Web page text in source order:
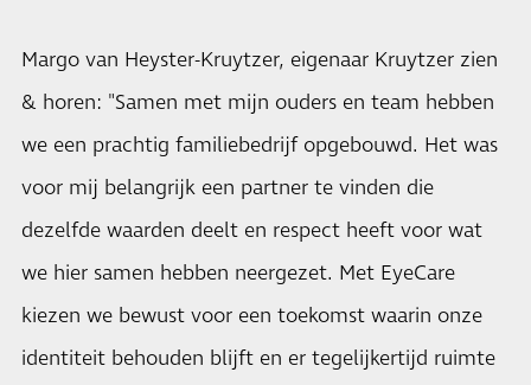
Margo van Heyster-Kruytzer, eigenaar Kruytzer zien
& horen: "Samen met mijn ouders en team hebben
we een prachtig familiebedrijf opgebouwd. Het was
voor mij belangrijk een partner te vinden die
dezelfde waarden deelt en respect heeft voor wat
we hier samen hebben neergezet. Met EyeCare
kiezen we bewust voor een toekomst waarin onze
identiteit behouden blijft en er tegelijkertijd ruimte